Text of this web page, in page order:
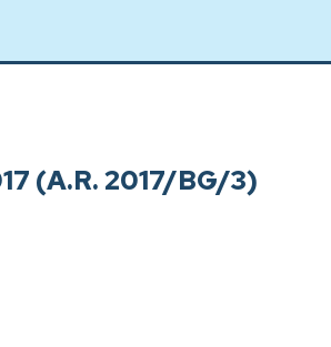
(A.R. 2017/BG/3)